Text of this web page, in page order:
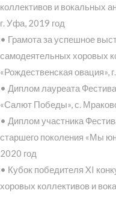
коллективов и вокальных
г. Уфа, 2019 год
• Грамота за успешное
самодеятельных хоровых
«Рождественская овация»,
• Диплом лауреата
«Салют Победы», с.
• Диплом участника
старшего поколения «Мы
2020 год
• Кубок победителя XI
хоровых коллективов и